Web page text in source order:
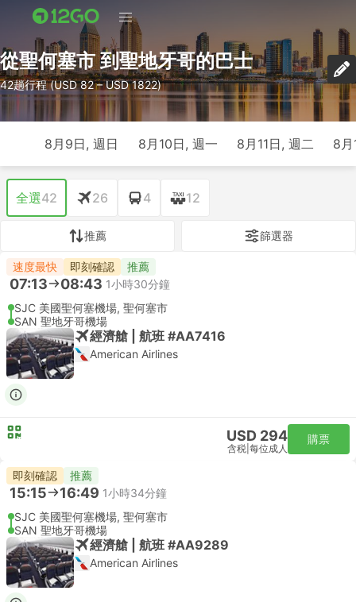
從聖何塞市 到聖地牙哥的巴士
42趟行程 (USD 82 – USD 1822)
8月9日, 週日 8月10日, 週一 8月11日, 週二 8
全選42 26 4 12
推薦 篩選器
速度最快 即刻確認 推薦
07:13 08:43 1小時30分鐘
SJC 美國聖何塞機場, 聖何塞市
SAN 聖地牙哥機場
經濟艙 | 航班 #AA7416
American Airlines
USD 294
含税 每位成人
購票
即刻確認 推薦
15:15 16:49 1小時34分鐘
SJC 美國聖何塞機場, 聖何塞市
SAN 聖地牙哥機場
經濟艙 | 航班 #AA9289
American Airlines